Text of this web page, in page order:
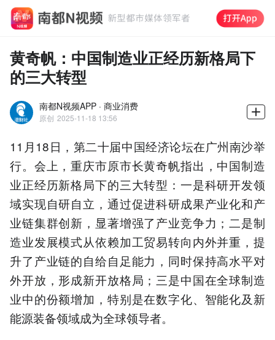
黄奇帆：中国制造业正经历新格局下
的三大转型
南都N视频APP · 商业消费
原创 2025-11-18 13:56
11月18日，第二十届中国经济论坛在广州南沙举
行。会上，重庆市原市长黄奇帆指出，中国制造
业正经历新格局下的三大转型：一是科研开发领
域实现自研自立，通过促进科研成果产业化和产
业链集群创新，显著增强了产业竞争力；二是制
造业发展模式从依赖加工贸易转向内外并重，提
升了产业链的自给自足能力，同时保持高水平对
外开放，形成新开放格局；三是中国在全球制造
业中的份额增加，特别是在数字化、智能化及新
能源装备领域成为全球领导者。